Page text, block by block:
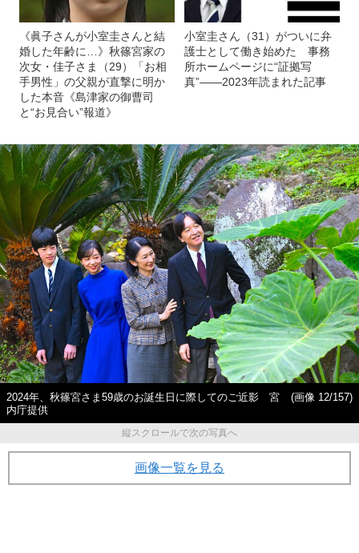
《眞子さんが小室圭さんと結
婚した年齢に…》秋篠宮家の
次女・佳子さま（29）「お相
手男性」の父親が直撃に明か
した本音《島津家の御曹司
と“お見合い”報道》
小室圭さん（31）がついに弁
護士として働き始めた 事務
所ホームページに“証拠写
真”――2023年読まれた記事
2024年、秋篠宮さま59歳のお誕生日に際してのご近影 宮
内庁提供
(画像 12/157)
縦スクロールで次の写真へ
画像一覧を見る